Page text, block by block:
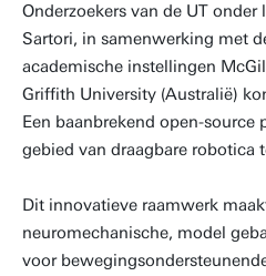
Onderzoekers van de UT
Sartori, in samenwerking met
academische instellingen
Griffith University (Australië)
Een baanbrekend open-
gebied van draagbare robotica
Dit innovatieve raamwerk
neuromechanische, model
voor